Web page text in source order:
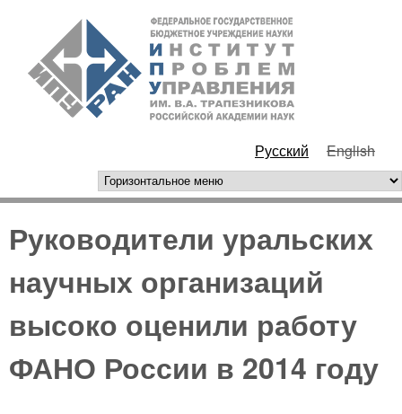
Перейти к основному
содержанию
РАН
Русский English
горизонтальное меню
Руководители уральских
научных организаций
высоко оценили работу
ФАНО России в 2014 году